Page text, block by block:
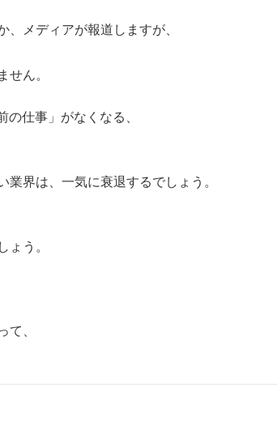
メディアが報道しますが、
ん。
仕事」がなくなる、
界は、一気に衰退するでしょう。
う。
、